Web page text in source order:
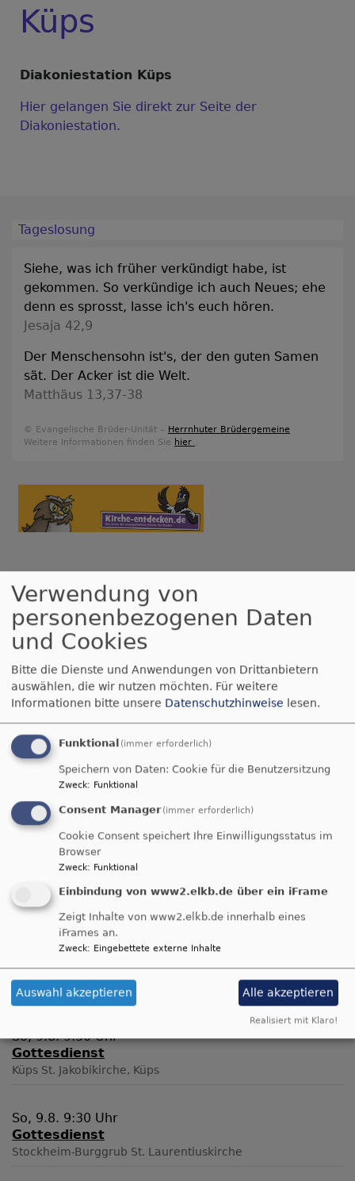
Küps
Diakoniestation Küps
Hier gelangen Sie direkt zur Seite der
Diakoniestation.
Tageslosung
Siehe, was ich früher verkündigt habe, ist
gekommen. So verkündige ich auch Neues; ehe
denn es sprosst, lasse ich's euch hören.
Jesaja 42,9
Der Menschensohn ist's, der den guten Samen
sät. Der Acker ist die Welt.
Matthäus 13,37-38
© Evangelische Brüder-Unität – Herrnhuter Brüdergemeine
Weitere Informationen finden Sie hier .
Hygge Adventures (nur noch Warteliste)
Lennard-Mike Bach, Simon Weigel, Malin Thumerer
Idestrup Gruppenhaus SILDESTRUPLEJREN
So, 9.8. 9 Uhr
Gottesdienst
Fischbach Jakobuskirche Fischbach
So, 9.8. 9 Uhr
Gottesdienst
Nordhalben Jubilate-Kirche
So, 9.8. 9 Uhr
Gottesdienst
Weißenbrunn-Hummendorf Dr.-Martin-Luther-Kirche
So, 9.8. 9:30 Uhr
Gottesdienst
Marktrodach Michaelskirche Unterrodach
So, 9.8. 9:30 Uhr
Gottesdienst
Küps St. Jakobikirche, Küps
So, 9.8. 9:30 Uhr
Gottesdienst
Stockheim-Burggrub St. Laurentiuskirche
Verwendung von
personenbezogenen Daten
und Cookies
Bitte die Dienste und Anwendungen von Drittanbietern
auswählen, die wir nutzen möchten. Für weitere
Informationen bitte unsere Datenschutzhinweise lesen.
Funktional (immer erforderlich)
Speichern von Daten: Cookie für die Benutzersitzung
Zweck: Funktional
Consent Manager (immer erforderlich)
Cookie Consent speichert Ihre Einwilligungsstatus im
Browser
Zweck: Funktional
Einbindung von www2.elkb.de über ein iFrame
Zeigt Inhalte von www2.elkb.de innerhalb eines
iFrames an.
Zweck: Eingebettete externe Inhalte
Auswahl akzeptieren Alle akzeptieren
Realisiert mit Klaro!